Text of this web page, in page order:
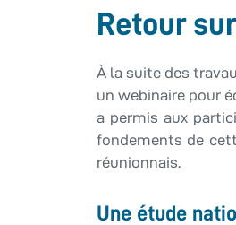
Retour
À la suite des
un webinaire pour
a permis aux
fondements de
réunionnais.
Une étude